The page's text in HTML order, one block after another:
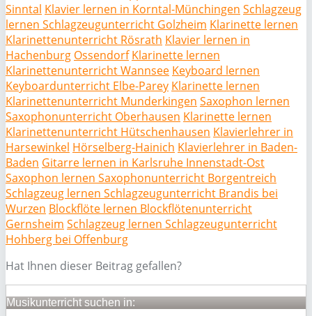
Sinntal Klavier lernen in Korntal-Münchingen Schlagzeug
lernen Schlagzeugunterricht Golzheim Klarinette lernen
Klarinettenunterricht Rösrath Klavier lernen in
Hachenburg Ossendorf Klarinette lernen
Klarinettenunterricht Wannsee Keyboard lernen
Keyboardunterricht Elbe-Parey Klarinette lernen
Klarinettenunterricht Munderkingen Saxophon lernen
Saxophonunterricht Oberhausen Klarinette lernen
Klarinettenunterricht Hütschenhausen Klavierlehrer in
Harsewinkel Hörselberg-Hainich Klavierlehrer in Baden-
Baden Gitarre lernen in Karlsruhe Innenstadt-Ost
Saxophon lernen Saxophonunterricht Borgentreich
Schlagzeug lernen Schlagzeugunterricht Brandis bei
Wurzen Blockflöte lernen Blockflötenunterricht
Gernsheim Schlagzeug lernen Schlagzeugunterricht
Hohberg bei Offenburg
Hat Ihnen dieser Beitrag gefallen?
Musikunterricht suchen in: